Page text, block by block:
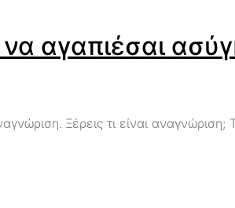
αγαπιέσαι
Ξέρεις τι είναι